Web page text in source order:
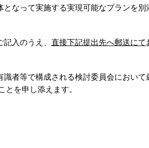
なって実施する実現可能なプランを別
入のうえ、 直接下記提出先へ郵送にて
者等で構成される検討委員会において
を申し添えます。